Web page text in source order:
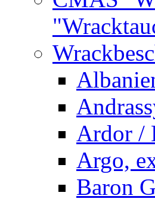
Ardor /
Argo,
Baron